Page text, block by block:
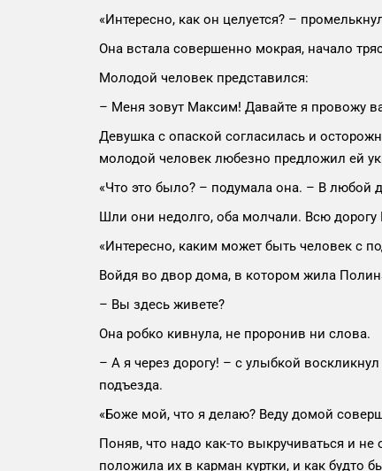
«Интересно, как он целуется? –
Она встала совершенно мокрая, начало
Молодой человек представился:
– Меня зовут Максим! Давайте я провожу
Девушка с опаской согласилась и
молодой человек любезно предложил ей
«Что это было? – подумала она. – В любой
Шли они недолго, оба молчали. Всю
«Интересно, каким может быть человек с
Войдя во двор дома, в котором жила
– Вы здесь живете?
Она робко кивнула, не проронив ни слова.
– А я через дорогу! – с улыбкой
подъезда.
«Боже мой, что я делаю? Веду домой
Поняв, что надо как-то выкручиваться и
положила их в карман куртки, и как будто